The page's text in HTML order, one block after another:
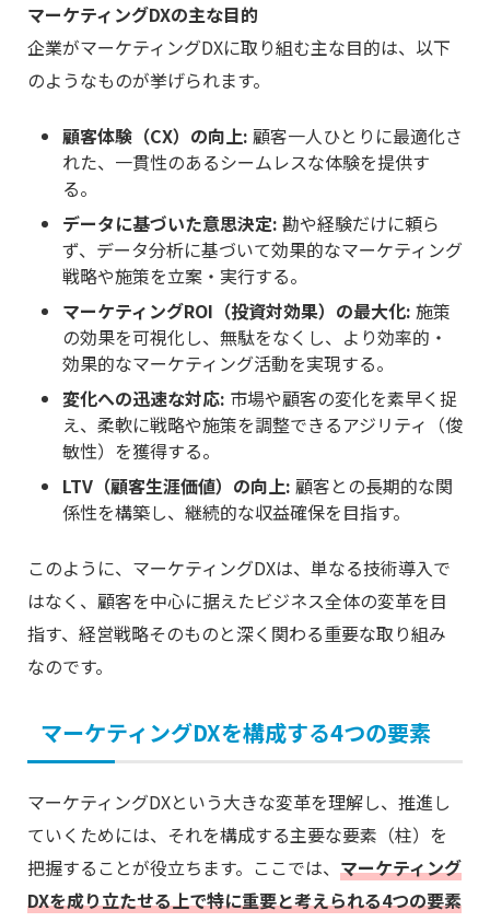
マーケティングDXの主な目的
企業がマーケティングDXに取り組む主な目的は、以下
のようなものが挙げられます。
顧客体験（CX）の向上: 顧客一人ひとりに最適化さ
れた、一貫性のあるシームレスな体験を提供す
る。
データに基づいた意思決定: 勘や経験だけに頼ら
ず、データ分析に基づいて効果的なマーケティング
戦略や施策を立案・実行する。
マーケティングROI（投資対効果）の最大化: 施策
の効果を可視化し、無駄をなくし、より効率的・
効果的なマーケティング活動を実現する。
変化への迅速な対応: 市場や顧客の変化を素早く捉
え、柔軟に戦略や施策を調整できるアジリティ（俊
敏性）を獲得する。
LTV（顧客生涯価値）の向上: 顧客との長期的な関
係性を構築し、継続的な収益確保を目指す。
このように、マーケティングDXは、単なる技術導入で
はなく、顧客を中心に据えたビジネス全体の変革を目
指す、経営戦略そのものと深く関わる重要な取り組み
なのです。
マーケティングDXを構成する4つの要素
マーケティングDXという大きな変革を理解し、推進し
ていくためには、それを構成する主要な要素（柱）を
把握することが役立ちます。ここでは、 マーケティング
DXを成り立たせる上で特に重要と考えられる4つの要素